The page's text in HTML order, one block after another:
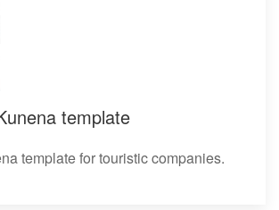
template
template for touristic companies.